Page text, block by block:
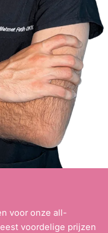
voor onze all-
voordelige prijzen